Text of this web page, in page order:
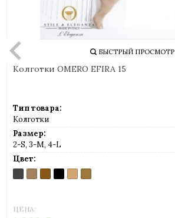
БЫСТРЫЙ ПРОСМОТР
Колготки OMERO EFIRA 15
Тип товара:
Колготки
Размер:
2-S, 3-M, 4-L
Цвет:
ANTRACITE
(темно-
COGNAC
(легкий
IBIC
(загар)
NERO
(черный)
PLAYA
(светло-
TE
(легкий
ЦЕНА: